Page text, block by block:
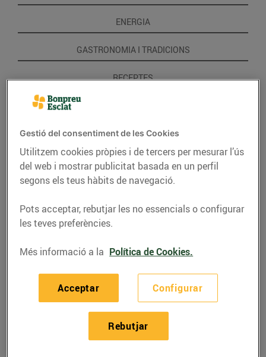
ENERGIA
GASTRONOMIA I TRADICIONS
RECEPTES
GASTRONOMIA I TRADICIONS
Un ritual col·lectiu: la
calçotada
Gestió del consentiment de les Cookies
Utilitzem cookies pròpies i de tercers per mesurar l’ús
del web i mostrar publicitat basada en un perfil
segons els teus hàbits de navegació.
Pots acceptar, rebutjar les no essencials o configurar
les teves preferències.
Més informació a la Política de Cookies.
Configurar
Rebutjar
Acceptar